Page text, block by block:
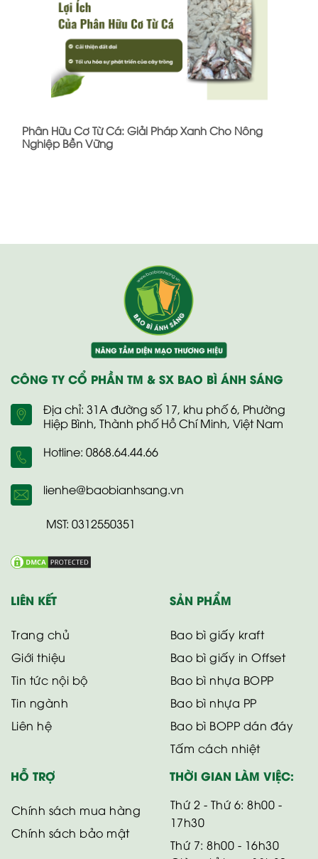
Phân Hữu Cơ Từ Cá: Giải Pháp Xanh Cho Nông
Nghiệp Bền Vững
CÔNG TY CỔ PHẦN TM & SX BAO BÌ ÁNH SÁNG
Địa chỉ: 31A đường số 17, khu phố 6, Phường
Hiệp Bình, Thành phố Hồ Chí Minh, Việt Nam
Hotline: 0868.64.44.66
lienhe@baobianhsang.vn
MST: 0312550351
LIÊN KẾT
Trang chủ
Giới thiệu
Tin tức nội bộ
Tin ngành
Liên hệ
SẢN PHẨM
Bao bì giấy kraft
Bao bì giấy in Offset
Bao bì nhựa BOPP
Bao bì nhựa PP
Bao bì BOPP dán đáy
Tấm cách nhiệt
HỖ TRỢ
Chính sách mua hàng
Chính sách bảo mật
THỜI GIAN LÀM VIỆC:
Thứ 2 - Thứ 6: 8h00 -
17h30
Thứ 7: 8h00 - 16h30